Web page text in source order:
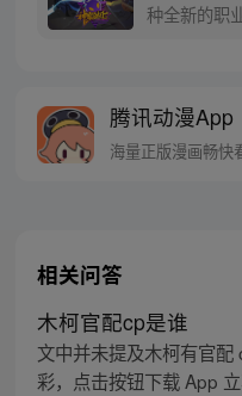
种全新的职
只翱翔九天
腾讯动漫App
海量正版漫画畅快
相关问答
木柯官配cp是谁
文中并未提及木柯有官
彩，点击按钮下载 App 立